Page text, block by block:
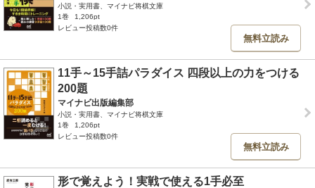
小説・実用書、マイナビ将棋文庫
1巻
1,206pt
レビュー投稿数0件
無料立読み
11手～15手詰パラダイス 四段以上の力をつける
200題
マイナビ出版編集部
小説・実用書、マイナビ将棋文庫
1巻
1,206pt
レビュー投稿数0件
無料立読み
形で覚えよう！実戦で使える1手必至